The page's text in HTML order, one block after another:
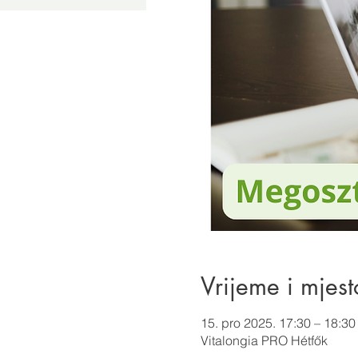
Vrijeme i
15. pro 2025. 17:30 – 18:30
Vitalongia PRO Hétfők